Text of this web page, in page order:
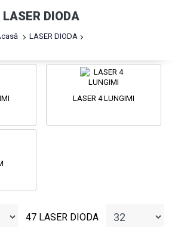
LASER DIODA
LASER DIODA
LASER 4 LUNGIMI
47 LASER DIODA